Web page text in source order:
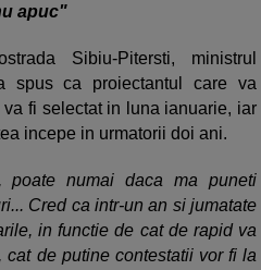
apuc"
Sibiu-Pitersti, ministrul
spus ca proiectantul care va
fi selectat in luna ianuarie, iar
incepe in urmatorii doi ani.
numai daca ma puneti
Cred ca intr-un an si jumatate
in functie de cat de rapid va
de putine contestatii vor fi la